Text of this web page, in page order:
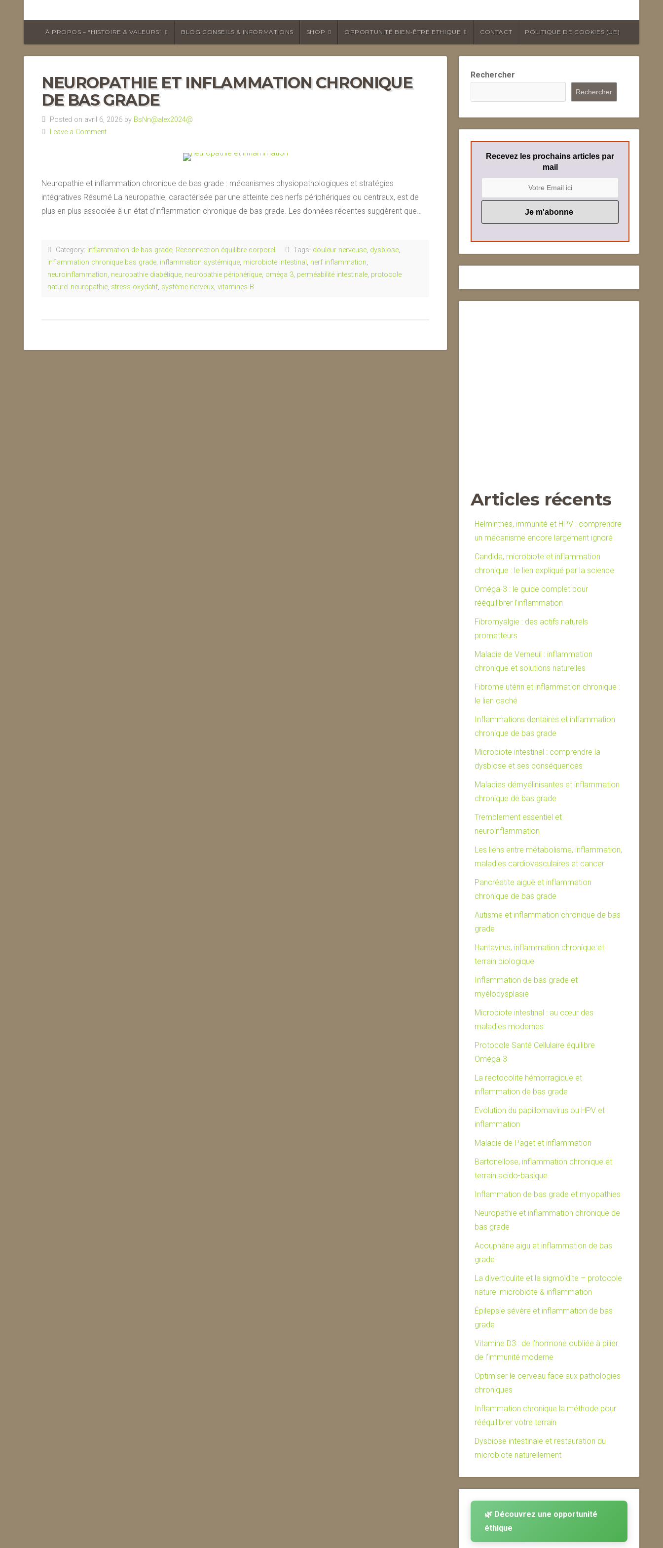
À PROPOS – “HISTOIRE & VALEURS” BLOG CONSEILS & INFORMATIONS SHOP OPPORTUNITÉ BIEN-ÊTRE ETHIQUE CONTACT POLITIQUE DE COOKIES (UE)
NEUROPATHIE ET INFLAMMATION CHRONIQUE
DE BAS GRADE
Posted on avril 6, 2026 by BsNn@alex2024@
Leave a Comment
Neuropathie et inflammation chronique de bas grade : mécanismes physiopathologiques et stratégies
intégratives Résumé La neuropathie, caractérisée par une atteinte des nerfs périphériques ou centraux, est de
plus en plus associée à un état d’inflammation chronique de bas grade. Les données récentes suggèrent que…
Category: inflammation de bas grade, Reconnection équilibre corporel Tags: douleur nerveuse, dysbiose,
inflammation chronique bas grade, inflammation systémique, microbiote intestinal , nerf inflammation,
neuroinflammation, neuropathie diabétique, neuropathie périphérique, oméga 3, perméabilité intestinale, protocole
naturel neuropathie, stress oxydatif, système nerveux, vitamines B
Rechercher
Rechercher
Recevez les prochains articles par
mail
Articles récents
Helminthes, immunité et HPV : comprendre
un mécanisme encore largement ignoré
Candida, microbiote et inflammation
chronique : le lien expliqué par la science
Oméga-3 : le guide complet pour
rééquilibrer l’inflammation
Fibromyalgie : des actifs naturels
prometteurs
Maladie de Verneuil : inflammation
chronique et solutions naturelles
Fibrome utérin et inflammation chronique :
le lien caché
Inflammations dentaires et inflammation
chronique de bas grade
Microbiote intestinal : comprendre la
dysbiose et ses conséquences
Maladies démyélinisantes et inflammation
chronique de bas grade
Tremblement essentiel et
neuroinflammation
Les liens entre métabolisme, inflammation,
maladies cardiovasculaires et cancer
Pancréatite aiguë et inflammation
chronique de bas grade
Autisme et inflammation chronique de bas
grade
Hantavirus, inflammation chronique et
terrain biologique
Inflammation de bas grade et
myélodysplasie
Microbiote intestinal : au cœur des
maladies modernes
Protocole Santé Cellulaire équilibre
Oméga-3
La rectocolite hémorragique et
inflammation de bas grade
Evolution du papillomavirus ou HPV et
inflammation
Maladie de Paget et inflammation
Bartonellose, inflammation chronique et
terrain acido-basique
Inflammation de bas grade et myopathies
Neuropathie et inflammation chronique de
bas grade
Acouphène aigu et inflammation de bas
grade
La diverticulite et la sigmoïdite – protocole
naturel microbiote & inflammation
Épilepsie sévère et inflammation de bas
grade
Vitamine D3 : de l’hormone oubliée à pilier
de l’immunité moderne
Optimiser le cerveau face aux pathologies
chroniques
Inflammation chronique la méthode pour
rééquilibrer votre terrain
Dysbiose intestinale et restauration du
microbiote naturellement
🌿 Découvrez une opportunité
éthique